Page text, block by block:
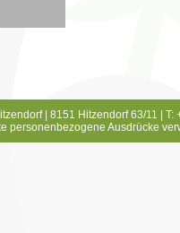
| 8151 Hitzendorf 63/11 |
personenbezogene Ausdrücke